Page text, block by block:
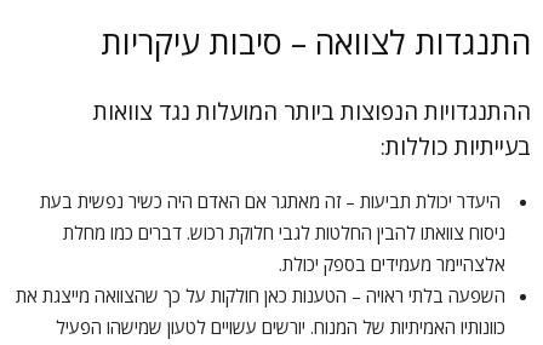
התנגדות לצוואה – סיבות עיקריות
ההתנגדויות הנפוצות ביותר המועלות נגד צוואות
בעייתיות כוללות:
היעדר יכולת תביעות – זה מאתגר אם האדם היה כשיר נפשית בעת
ניסוח צוואתו להבין החלטות לגבי חלוקת רכוש. דברים כמו מחלת
אלצהיימר מעמידים בספק יכולת.
השפעה בלתי ראויה – הטענות כאן חולקות על כך שהצוואה מייצגת את
כוונותיו האמיתיות של המנוח. יורשים עשויים לטעון שמישהו הפעיל